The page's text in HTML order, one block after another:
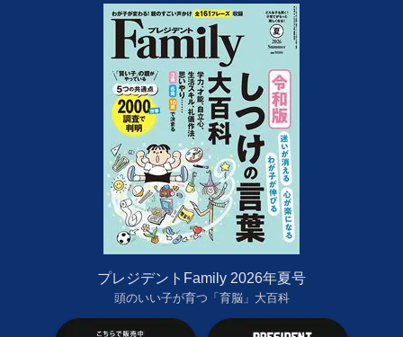
プレジデントFamily 2026年夏号
頭のいい子が育つ「育脳」大百科